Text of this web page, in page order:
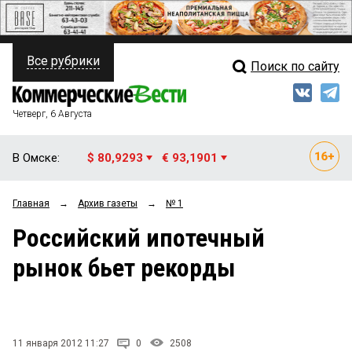
ПОЛИТИКА
ФИНАНСЫ
ОБЩЕСТВО
ЗАКОН
СТИЛЬ ЖИЗНИ
Свежий выпуск
Рейтинги
Блоги
Все рубрики Поиск по сайту
Четверг, 6 Августа
В Омске: $ 80,9293 € 93,1901
Главная → Архив газеты → № 1
Российский ипотечный
рынок бьет рекорды
11 января 2012 11:27 0 2508